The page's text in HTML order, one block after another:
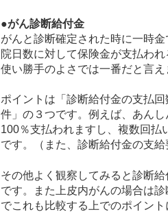
●がん診断給付金
がんと診断確定された時に一時
院日数に対して保険金が支払わ
使い勝手のよさでは一番だと言え
ポイントは「診断給付金の支払
件」の３つです。例えば、あん
100％支払われますし、複数回払
です。（また、診断給付金の支
その他よく観察してみると診断
です。また上皮内がんの場合は
でこれも比較する上でのポイント